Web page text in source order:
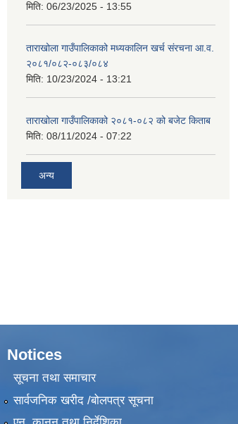
मिति: 06/23/2025 - 13:55
ताराखोला गाउँपालिकाको मध्यकालिन खर्च संरचना आ.व.
२०८१/०८२-०८३/०८४
मिति: 10/23/2024 - 13:21
ताराखोला गाउँपालिकाको २०८१-०८२ को बजेट किताब
मिति: 08/11/2024 - 07:22
अन्य
Notices
सूचना तथा समाचार
सार्वजनिक खरीद /बोलपत्र सूचना